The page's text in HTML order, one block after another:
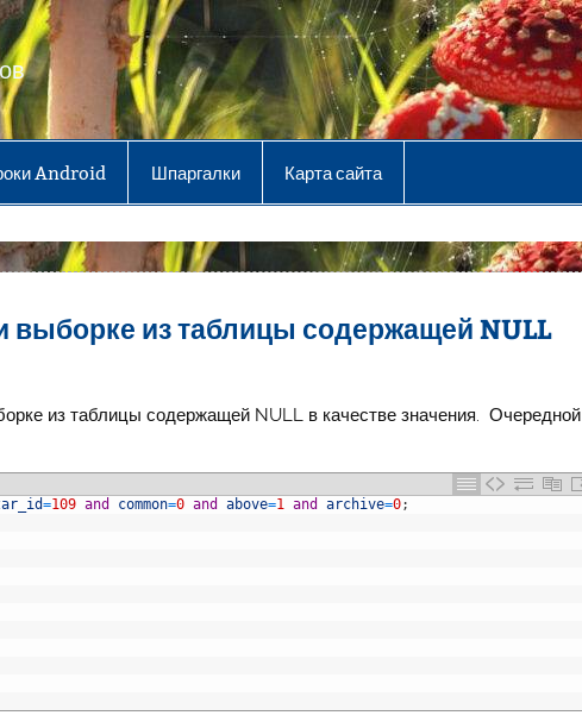
Android Шпаргалки Карта сайта
выборке из таблицы содержащей NULL
из таблицы содержащей NULL в качестве значения. Очередной
=109 and common=0 and above=1 and archive=0;